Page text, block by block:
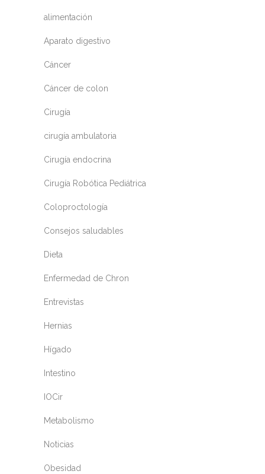
alimentación
Aparato digestivo
Cáncer
Cáncer de colon
Cirugía
cirugía ambulatoria
Cirugía endocrina
Cirugía Robótica Pediátrica
Coloproctología
Consejos saludables
Dieta
Enfermedad de Chron
Entrevistas
Hernias
Hígado
Intestino
IOCir
Metabolismo
Noticias
Obesidad